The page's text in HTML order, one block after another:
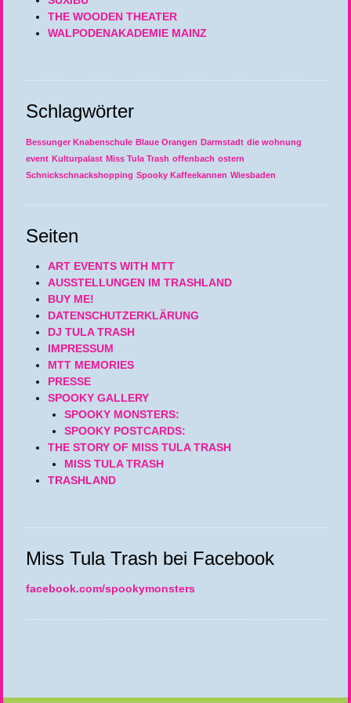
THE WOODEN THEATER
WALPODENAKADEMIE MAINZ
Schlagwörter
Bessunger Knabenschule Blaue Orangen Darmstadt die wohnung
event Kulturpalast Miss Tula Trash offenbach ostern
Schnickschnackshopping Spooky Kaffeekannen Wiesbaden
Seiten
ART EVENTS WITH MTT
AUSSTELLUNGEN IM TRASHLAND
BUY ME!
DATENSCHUTZERKLÄRUNG
DJ TULA TRASH
IMPRESSUM
MTT MEMORIES
PRESSE
SPOOKY GALLERY
SPOOKY MONSTERS:
SPOOKY POSTCARDS:
THE STORY OF MISS TULA TRASH
MISS TULA TRASH
TRASHLAND
Miss Tula Trash bei Facebook
facebook.com/spookymonsters